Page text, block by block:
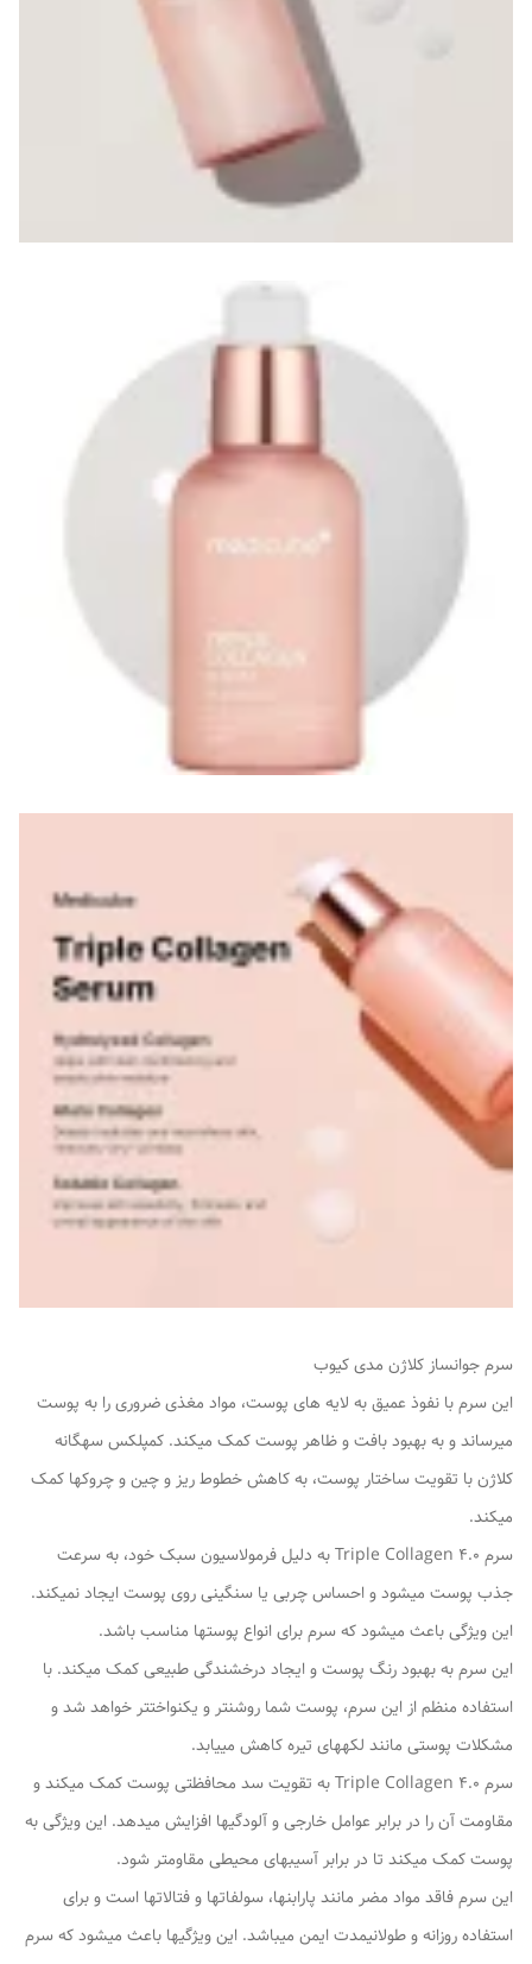
سرم جوانساز کلاژن مدی کیوب
این سرم با نفوذ عمیق به لایه های پوست، مواد مغذی ضروری را به پوست
میرساند و به بهبود بافت و ظاهر پوست کمک میکند. کمپلکس سهگانه
کلاژن با تقویت ساختار پوست، به کاهش خطوط ریز و چین و چروکها کمک
میکند.
سرم Triple Collagen 4.0 به دلیل فرمولاسیون سبک خود، به سرعت
جذب پوست میشود و احساس چربی یا سنگینی روی پوست ایجاد نمیکند.
این ویژگی باعث میشود که سرم برای انواع پوستها مناسب باشد.
این سرم به بهبود رنگ پوست و ایجاد درخشندگی طبیعی کمک میکند. با
استفاده منظم از این سرم، پوست شما روشنتر و یکنواختتر خواهد شد و
مشکلات پوستی مانند لکههای تیره کاهش مییابد.
سرم Triple Collagen 4.0 به تقویت سد محافظتی پوست کمک میکند و
مقاومت آن را در برابر عوامل خارجی و آلودگیها افزایش میدهد. این ویژگی به
پوست کمک میکند تا در برابر آسیبهای محیطی مقاومتر شود.
این سرم فاقد مواد مضر مانند پارابنها، سولفاتها و فتالاتها است و برای
استفاده روزانه و طولانیمدت ایمن میباشد. این ویژگیها باعث میشود که سرم